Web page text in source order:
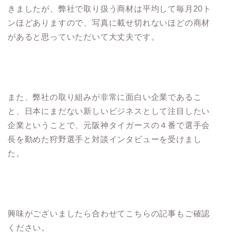
きましたが、弊社で取り扱う商材は平均して毎月20ト
ンほどありますので、写真に載せ切れないほどの商材
があると思っていただいて大丈夫です。
また、弊社の取り組みが非常に面白い企業であるこ
と、日本にまだない新しいビジネスとして注目したい
企業ということで、元阪神タイガースの４番で選手会
長を勤めた狩野選手と対談インタビューを受けまし
た。
興味がございましたら合わせてこちらの記事もご確認
ください。